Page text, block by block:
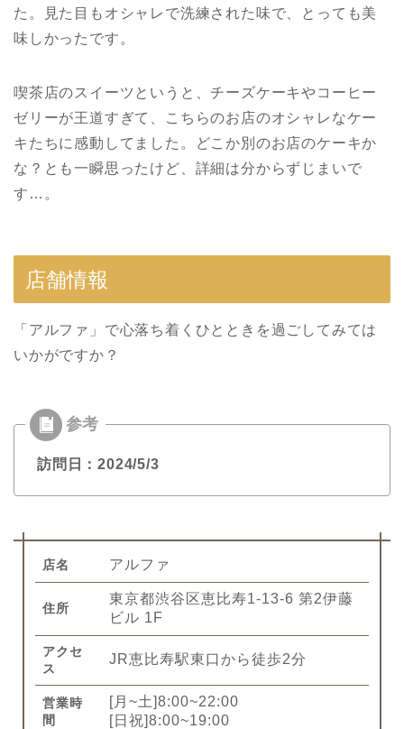
た。
見た目もオシャレで洗練された味で、とっても美
味しかったです。
喫茶店のスイーツというと、チーズケーキやコーヒー
ゼリーが王道すぎて、
こちらのお店のオシャレなケー
キたちに感動してました。
どこか別のお店のケーキか
な？とも一瞬思ったけど、詳細は分からずじまいで
す…。
店舗情報
「アルファ」で心落ち着くひとときを過ごしてみては
いかがですか？
訪問日：2024/5/3
店名 アルファ
住所
東京都渋谷区恵比寿1-13-6 第2伊藤
ビル 1F
アクセ
ス
JR恵比寿駅東口から徒歩2分
営業時
間
[月~土]8:00~22:00
[日祝]8:00~19:00